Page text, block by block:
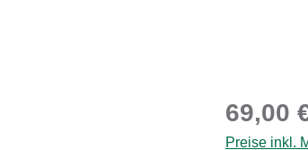
Regulärer
69,00
Preise inkl.